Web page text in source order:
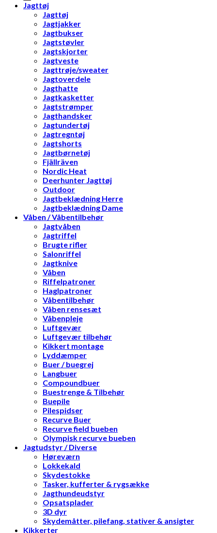
Jagttøj
Jagttøj
Jagtjakker
Jagtbukser
Jagtstøvler
Jagtskjorter
Jagtveste
Jagttrøje/sweater
Jagtoverdele
Jagthatte
Jagtkasketter
Jagtstrømper
Jagthandsker
Jagtundertøj
Jagtregntøj
Jagtshorts
Jagtbørnetøj
Fjällräven
Nordic Heat
Deerhunter Jagttøj
Outdoor
Jagtbeklædning Herre
Jagtbeklædning Dame
Våben / Våbentilbehør
Jagtvåben
Jagtriffel
Brugte rifler
Salonriffel
Jagtknive
Våben
Riffelpatroner
Haglpatroner
Våbentilbehør
Våben rensesæt
Våbenpleje
Luftgevær
Luftgevær tilbehør
Kikkert montage
Lyddæmper
Buer / buegrej
Langbuer
Compoundbuer
Buestrenge & Tilbehør
Buepile
Pilespidser
Recurve Buer
Recurve field bueben
Olympisk recurve bueben
Jagtudstyr / Diverse
Høreværn
Lokkekald
Skydestokke
Tasker, kufferter & rygsække
Jagthundeudstyr
Opsatsplader
3D dyr
Skydemåtter, pilefang, stativer & ansigter
Kikkerter